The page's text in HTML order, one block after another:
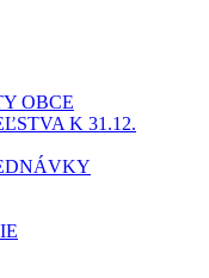
OBCE
K 31.12.